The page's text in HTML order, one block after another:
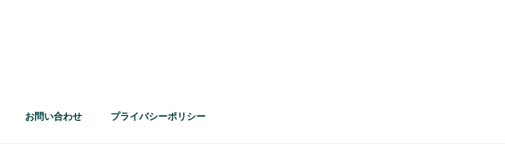
お問い合わせ プライバシーポリシー